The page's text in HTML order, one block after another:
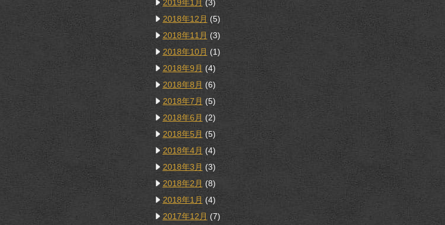
2019年1月 (3)
2018年12月 (5)
2018年11月 (3)
2018年10月 (1)
2018年9月 (4)
2018年8月 (6)
2018年7月 (5)
2018年6月 (2)
2018年5月 (5)
2018年4月 (4)
2018年3月 (3)
2018年2月 (8)
2018年1月 (4)
2017年12月 (7)